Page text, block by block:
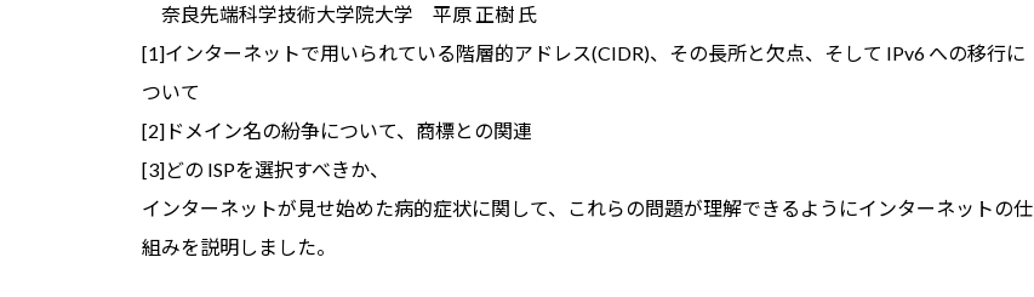
奈良先端科学技術大学院大学 平原 正樹 氏
[1]インターネットで用いられている階層的アドレス(CIDR)、その長所と欠点、そして IPv6 への移行に
ついて
[2]ドメイン名の紛争について、商標との関連
[3]どの ISPを選択すべきか、
インターネットが見せ始めた病的症状に関して、これらの問題が理解できるようにインターネットの仕
組みを説明しました。